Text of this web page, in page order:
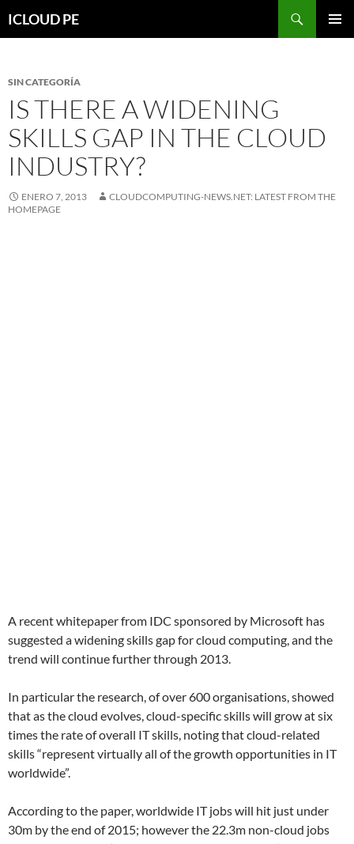
hacia
ICLOUD PE
SIN CATEGORÍA
IS THERE A WIDENING
SKILLS GAP IN THE CLOUD
INDUSTRY?
ENERO 7, 2013
CLOUDCOMPUTING-NEWS.NET: LATEST FROM THE
HOMEPAGE
A recent whitepaper from IDC sponsored by Microsoft has
suggested a widening skills gap for cloud computing, and the
trend will continue further through 2013.
In particular the research, of over 600 organisations, showed
that as the cloud evolves, cloud-specific skills will grow at six
times the rate of overall IT skills, noting that cloud-related
skills “represent virtually all of the growth opportunities in IT
worldwide”.
According to the paper, worldwide IT jobs will hit just under
30m by the end of 2015; however the 22.3m non-cloud jobs